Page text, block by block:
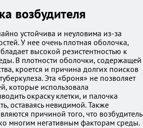
возбудителя
устойчива и неуловима из-за
У нее очень плотная оболочка,
высокой резистентностью к
В плотности оболочки, содержащей
кроется и причина долгих поисков
Эта «броня» не позволяет
которые использовала
окраску клетки, и палочка
оставаясь невидимой. Также
причиной того, что возбудитель
многим негативным факторам среды.